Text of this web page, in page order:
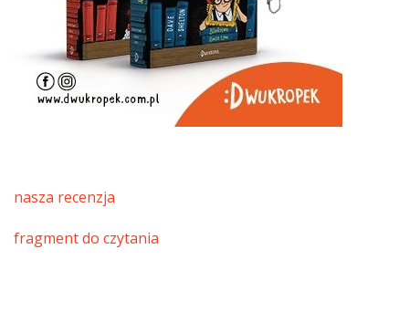
nasza recenzja
fragment do czytania